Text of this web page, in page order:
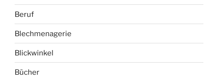
Beruf
Blechmenagerie
Blickwinkel
Bücher